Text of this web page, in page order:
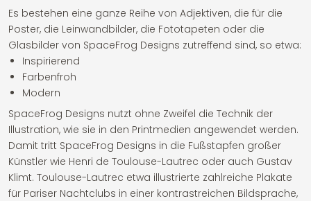
Es bestehen eine ganze Reihe von Adjektiven, die für die
Poster, die Leinwandbilder, die Fototapeten oder die
Glasbilder von SpaceFrog Designs zutreffend sind, so etwa:
Inspirierend
Farbenfroh
Modern
SpaceFrog Designs nutzt ohne Zweifel die Technik der
Illustration, wie sie in den Printmedien angewendet werden.
Damit tritt SpaceFrog Designs in die Fußstapfen großer
Künstler wie Henri de Toulouse-Lautrec oder auch Gustav
Klimt. Toulouse-Lautrec etwa illustrierte zahlreiche Plakate
für Pariser Nachtclubs in einer kontrastreichen Bildsprache,